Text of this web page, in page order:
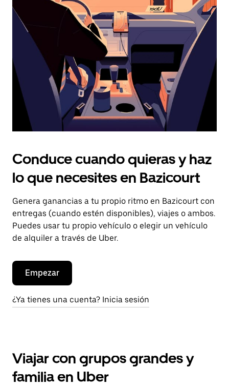
el
botón
escape
el
calendario.
Conduce cuando quieras y haz
lo que necesites en Bazicourt
Genera ganancias a tu propio ritmo en Bazicourt con
entregas (cuando estén disponibles), viajes o ambos.
Puedes usar tu propio vehículo o elegir un vehículo
de alquiler a través de Uber.
Empezar
¿Ya tienes una cuenta? Inicia sesión
Viajar con grupos grandes y
familia en Uber